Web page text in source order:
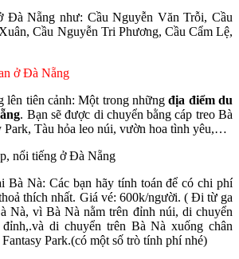
Đà Nẵng như: Cầu Nguyễn Văn Trỗi, Cầu
Cầu Nguyễn Tri Phương, Cầu Cẩm Lệ,
ở Đà Nẵng
tiên cảnh: Một trong nhữngđịa điểm du
. Bạn sẽ được di chuyển bằng cáp treo Bà
Park, Tàu hỏa leo núi, vườn hoa tình yêu,…
Bà Nà: Các bạn hãy tính toán để có chi phí
thích nhất. Giá vé: 600k/người. ( Đi từ ga
Nà, vì Bà Nà nằm trên đỉnh núi, di chuyển
di chuyển trên Bà Nà xuống chân
Park.(có một số trò tính phí nhé)